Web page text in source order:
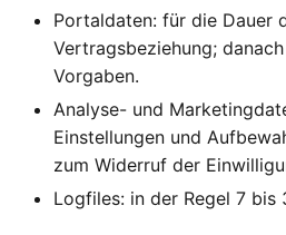
Portaldaten: für die Dauer
Vertragsbeziehung;
Vorgaben.
Analyse- und
Einstellungen und
zum Widerruf der
Logfiles: in der Regel 7 bis